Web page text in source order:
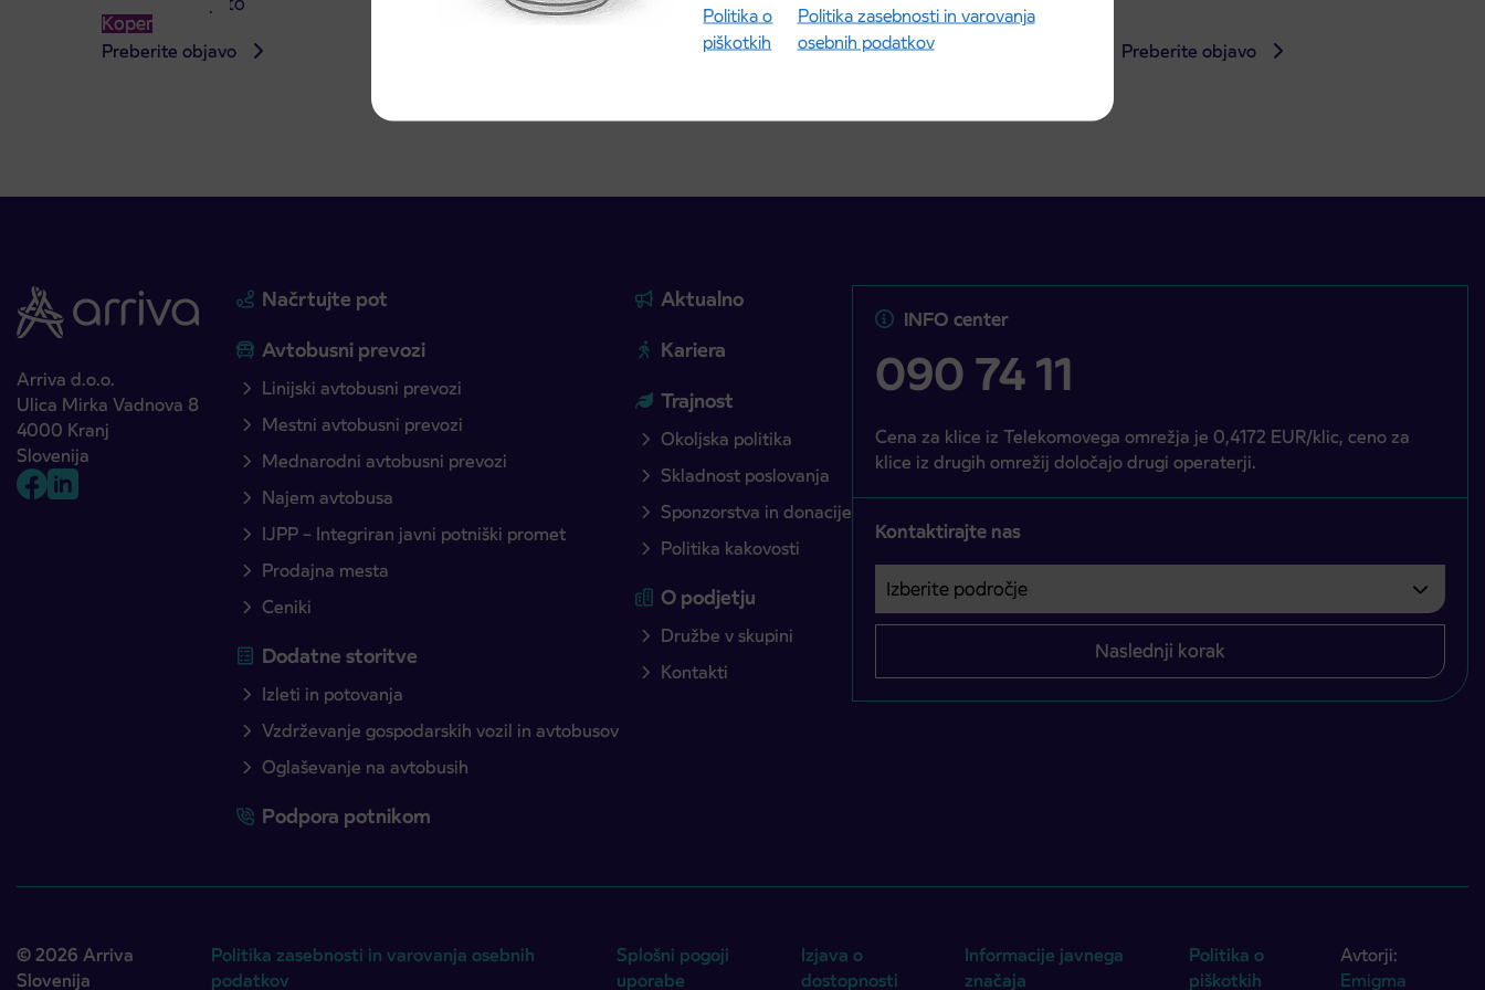
Politika o
piškotkih
Politika zasebnosti in varovanja
osebnih podatkov
Koper
Preberite objavo
avgusta
Preberite objavo Preberite objavo
Arriva d.o.o.
Ulica Mirka Vadnova 8
4000 Kranj
Slovenija
Načrtujte pot
Avtobusni prevozi
Linijski avtobusni prevozi
Mestni avtobusni prevozi
Mednarodni avtobusni prevozi
Najem avtobusa
IJPP – Integriran javni potniški promet
Prodajna mesta
Ceniki
Dodatne storitve
Izleti in potovanja
Vzdrževanje gospodarskih vozil in avtobusov
Oglaševanje na avtobusih
Podpora potnikom
Aktualno
Kariera
Trajnost
Okoljska politika
Skladnost poslovanja
Sponzorstva in donacije
Politika kakovosti
O podjetju
Družbe v skupini
Kontakti
INFO center
090 74 11
Cena za klice iz Telekomovega omrežja je 0,4172 EUR/klic, ceno za
klice iz drugih omrežij določajo drugi operaterji.
Kontaktirajte nas
Izberite področje
Področje je obvezno izbrati.
Naslednji korak
© 2026 Arriva
Slovenija
Politika zasebnosti in varovanja osebnih
podatkov
Splošni pogoji
uporabe
Izjava o
dostopnosti
Informacije javnega
značaja
Politika o
piškotkih
Avtorji:
Emigma